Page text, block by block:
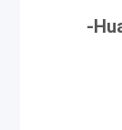
Huawei-